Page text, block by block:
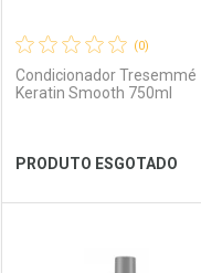
Ver Desconto Convênio
(0)
Condicionador Tresemmé
Keratin Smooth 750ml
PRODUTO ESGOTADO